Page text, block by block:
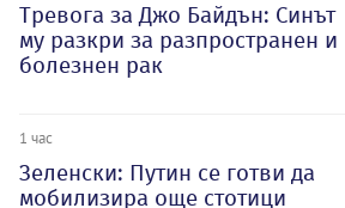
Тревога за Джо Байдън: Синът
му разкри за разпространен и
болезнен рак
1 час
Зеленски: Путин се готви да
мобилизира още стотици